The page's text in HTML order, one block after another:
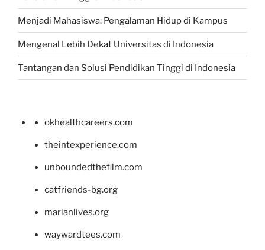
Menjadi Mahasiswa: Pengalaman Hidup di Kampus
Mengenal Lebih Dekat Universitas di Indonesia
Tantangan dan Solusi Pendidikan Tinggi di Indonesia
okhealthcareers.com
theintexperience.com
unboundedthefilm.com
catfriends-bg.org
marianlives.org
waywardtees.com